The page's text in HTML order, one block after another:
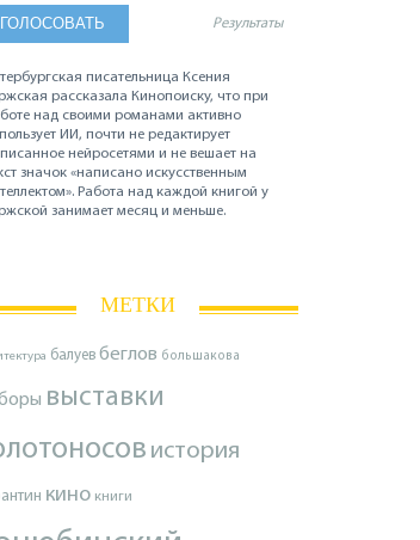
Результаты
писательница Ксения
рассказала Кинопоиску, что при
над своими романами активно
ИИ, почти не редактирует
нейросетями и не вешает на
значок «написано искусственным
Работа над каждой книгой у
занимает месяц и меньше.
МЕТКИ
балуев беглов большакова
выставки
история
кино книги